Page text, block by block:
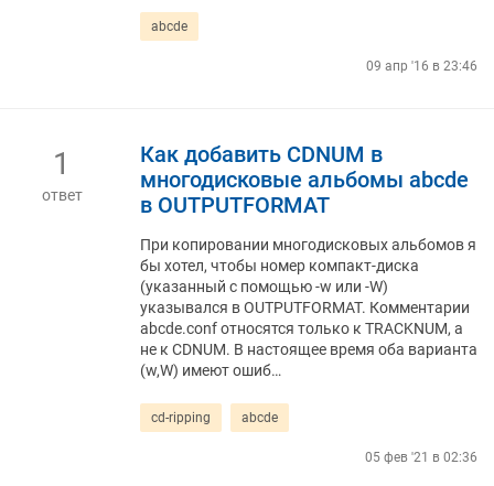
abcde
09 апр '16 в 23:46
1
ответ
Как добавить CDNUM в
многодисковые альбомы abcde
в OUTPUTFORMAT
При копировании многодисковых альбомов я
бы хотел, чтобы номер компакт-диска
(указанный с помощью -w или -W)
указывался в OUTPUTFORMAT. Комментарии
abcde.conf относятся только к TRACKNUM, а
не к CDNUM. В настоящее время оба варианта
(w,W) имеют ошиб…
cd-ripping abcde
05 фев '21 в 02:36